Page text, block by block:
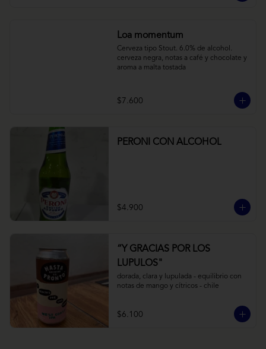
Loa momentum
Cerveza tipo Stout. 6.0% de alcohol.
cerveza negra, notas a café y chocolate y
aroma a malta tostada
$7.600
PERONI CON ALCOHOL
$4.900
“Y GRACIAS POR LOS
LUPULOS"
dorada, clara y lupulada - equilibrio con
notas de mango y cítricos - chile
$6.100